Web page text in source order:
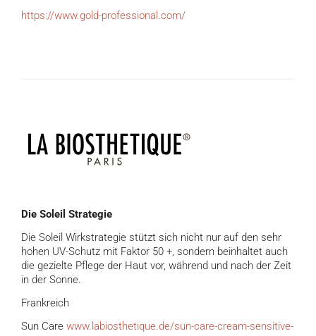
https://www.gold-professional.com/
Die Soleil Strategie
Die Soleil Wirkstrategie stützt sich nicht nur auf den sehr
hohen UV-Schutz mit Faktor 50 +, sondern beinhaltet auch
die gezielte Pflege der Haut vor, während und nach der Zeit
in der Sonne.
Frankreich
Sun Care www.labiosthetique.de/sun-care-cream-sensitive-